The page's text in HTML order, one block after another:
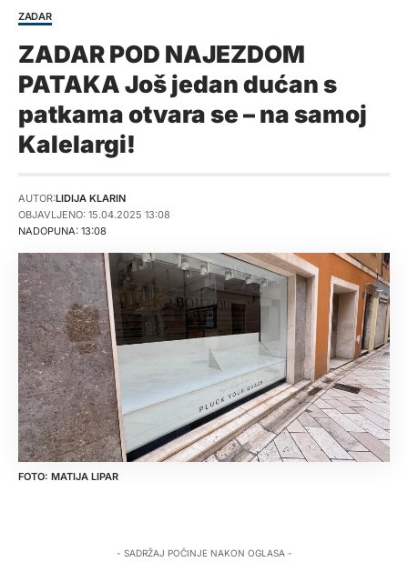
ZADAR
ZADAR POD NAJEZDOM
PATAKA Još jedan dućan s
patkama otvara se – na samoj
Kalelargi!
NADOPUNA: 13:08
AUTOR:LIDIJA KLARIN
OBJAVLJENO: 15.04.2025 13:08
MATIJA LIPAR
- SADRŽAJ POČINJE NAKON OGLASA -